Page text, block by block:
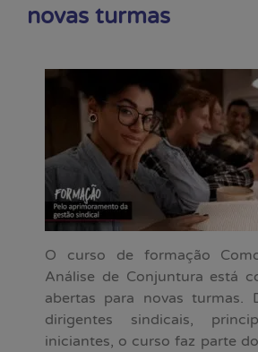
novas turmas
O curso de formação
Análise de Conjuntura está
abertas para novas turmas.
dirigentes sindicais,
iniciantes, o curso faz parte